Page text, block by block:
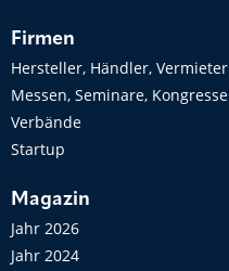
Firmen
Hersteller, Händler, Vermieter
Messen, Seminare, Kongresse
Verbände
Startup
Magazin
Jahr 2026
Jahr 2024